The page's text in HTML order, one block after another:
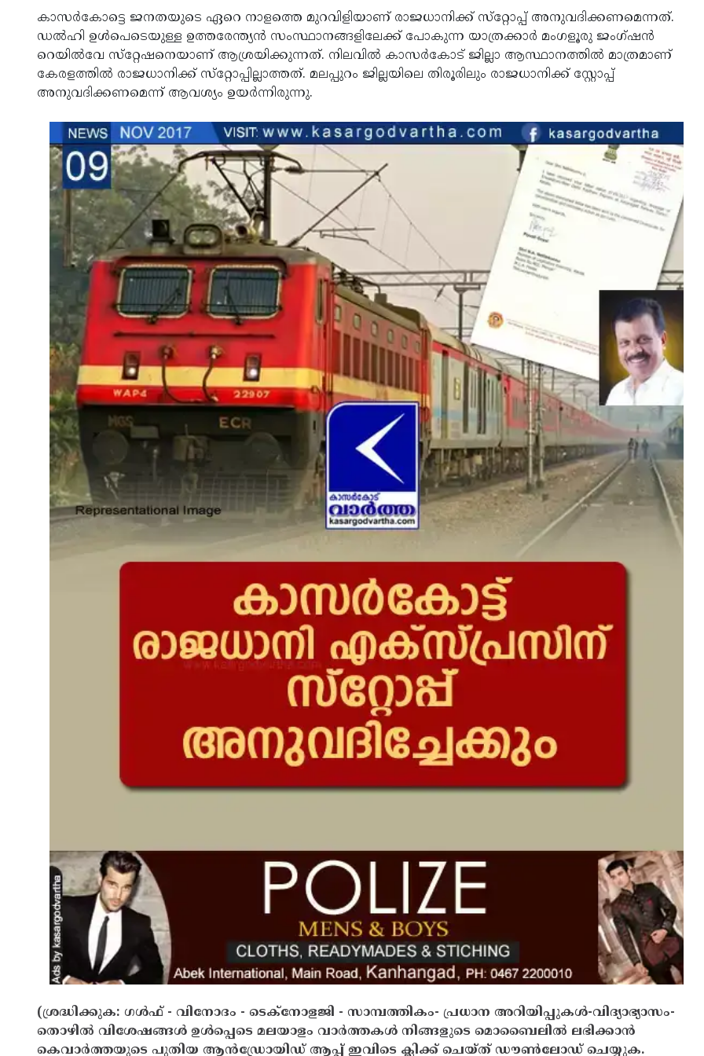
കാസര്‍കോട്ടെ ജനതയുടെ ഏറെ നാളത്തെ മുറവിളിയാണ് രാജധാനിക്ക് സ്‌റ്റോപ്പ് അനുവദിക്കണമെന്നത്.
ഡല്‍ഹി ഉള്‍പെടെയുള്ള ഉത്തരേന്ത്യന്‍ സംസ്ഥാനങ്ങളിലേക്ക് പോകുന്ന യാത്രക്കാര്‍ മംഗളൂരു ജംഗ്ഷന്‍
റെയില്‍വേ സ്‌റ്റേഷനെയാണ് ആശ്രയിക്കുന്നത്. നിലവില്‍ കാസര്‍കോട് ജില്ലാ ആസ്ഥാനത്തില്‍ മാത്രമാണ്
കേരളത്തില്‍ രാജധാനിക്ക് സ്‌റ്റോപ്പില്ലാത്തത്. മലപ്പുറം ജില്ലയിലെ തിരൂരിലും രാജധാനിക്ക് സ്റ്റോപ്പ്
അനുവദിക്കണമെന്ന് ആവശ്യം ഉയര്‍ന്നിരുന്നു.
(ശ്രദ്ധിക്കുക: ഗൾഫ് - വിനോദം - ടെക്നോളജി - സാമ്പത്തികം- പ്രധാന അറിയിപ്പുകൾ-വിദ്യാഭ്യാസം-
തൊഴിൽ വിശേഷങ്ങൾ ഉൾപ്പെടെ മലയാളം വാർത്തകൾ നിങ്ങളുടെ മൊബൈലിൽ ലഭിക്കാൻ
കെവാർത്തയുടെ പുതിയ ആൻഡ്രോയിഡ് ആപ്പ് ഇവിടെ ക്ലിക്ക് ചെയ്ത് ഡൗൺലോഡ് ചെയ്യുക.